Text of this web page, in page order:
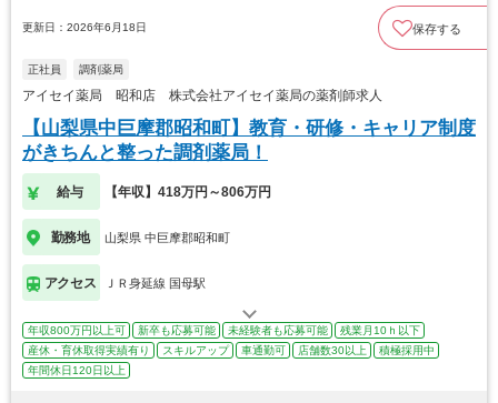
更新日：2026年6月18日 保存する
正社員 調剤薬局
アイセイ薬局 昭和店 株式会社アイセイ薬局の薬剤師求人
【山梨県中巨摩郡昭和町】教育・研修・キャリア制度
がきちんと整った調剤薬局！
給与 【年収】418万円～806万円
勤務地 山梨県 中巨摩郡昭和町
アクセス ＪＲ身延線 国母駅
年収800万円以上可 新卒も応募可能 未経験者も応募可能
残業月10ｈ以下
産休・育休取得実績有り
スキルアップ 車通勤可 店舗数30以上
積極採用中
年間休日120日以上